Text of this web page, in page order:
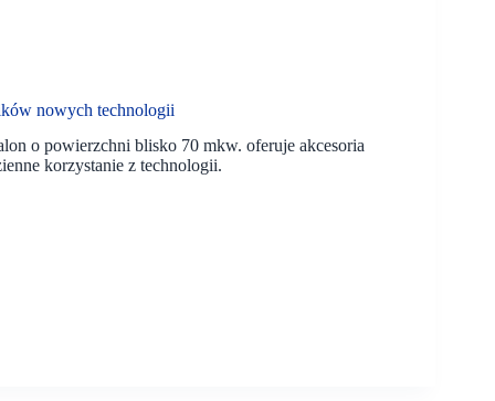
nowych technologii
o powierzchni blisko 70 mkw. oferuje akcesoria
korzystanie z technologii.